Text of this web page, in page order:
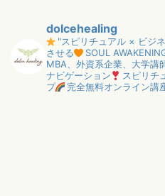
dolcehealing
"スピリチュアル × ビジ
させる
SOUL
MBA、外資系企業、大学講
ナビゲーション
スピリチ
プ
完全無料オンライン